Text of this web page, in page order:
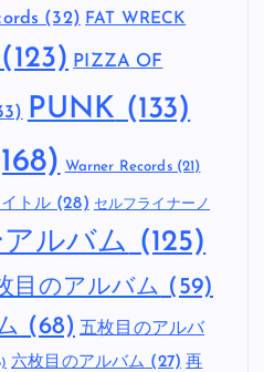
(32) FAT WRECK
(123) PIZZA OF
PUNK (133)
Warner Records(21)
トル(28) セルフライナーノ
ルバム (125)
目のアルバム (59)
(68) 五枚目のアルバ
六枚目のアルバム (27) 再